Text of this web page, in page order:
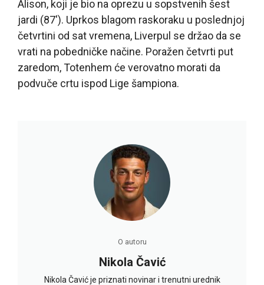
Alison, koji je bio na oprezu u sopstvenih šest
jardi (87′). Uprkos blagom raskoraku u poslednjoj
četvrtini od sat vremena, Liverpul se držao da se
vrati na pobedničke načine. Poražen četvrti put
zaredom, Totenhem će verovatno morati da
podvuče crtu ispod Lige šampiona.
O autoru
Nikola Čavić
Nikola Čavić je priznati novinar i trenutni urednik